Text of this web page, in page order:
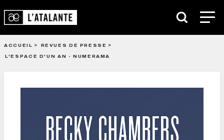
ACCUEIL
REVUES DE PRESSE
L'ESPACE D'UN AN - NUMERAMA